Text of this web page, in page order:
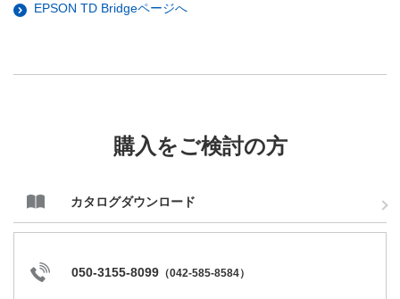
EPSON TD Bridgeページへ
購入をご検討の方
カタログダウンロード
050-3155-8099 （042-585-8584）